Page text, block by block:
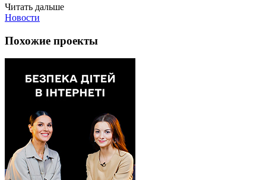
Читать дальше
Новости
Похожие проекты